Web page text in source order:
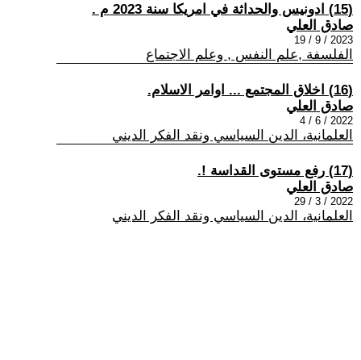
(15) ادونيس والحداثة في امريكا سنة 2023 م .
صادق العلي
2023 / 9 / 19
الفلسفة ,علم النفس , وعلم الاجتماع
(16) اخلاق المجتمع ... اوامر الاسلام.
صادق العلي
2022 / 6 / 4
العلمانية، الدين السياسي ونقد الفكر الديني
(17) رفع مستوى القداسة !.
صادق العلي
2022 / 3 / 29
العلمانية، الدين السياسي ونقد الفكر الديني